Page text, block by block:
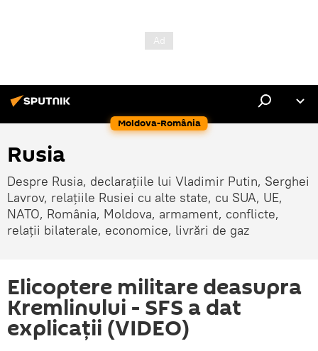
Moldova-România
Rusia
Despre Rusia, declarațiile lui Vladimir Putin, Serghei
Lavrov, relațiile Rusiei cu alte state, cu SUA, UE,
NATO, România, Moldova, armament, conflicte,
relații bilaterale, economice, livrări de gaz
Elicoptere militare deasupra
Kremlinului - SFS a dat
explicații (VIDEO)